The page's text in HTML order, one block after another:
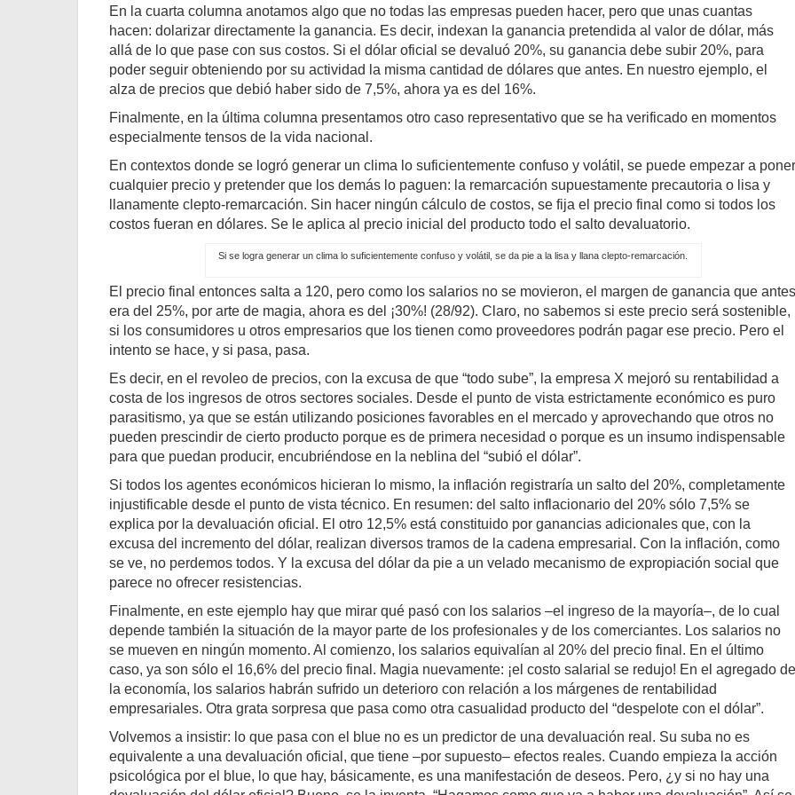
En la cuarta columna anotamos algo que no todas las empresas pueden hacer, pero que unas cuantas
hacen: dolarizar directamente la ganancia. Es decir, indexan la ganancia pretendida al valor de dólar, más
allá de lo que pase con sus costos. Si el dólar oficial se devaluó 20%, su ganancia debe subir 20%, para
poder seguir obteniendo por su actividad la misma cantidad de dólares que antes. En nuestro ejemplo, el
alza de precios que debió haber sido de 7,5%, ahora ya es del 16%.
Finalmente, en la última columna presentamos otro caso representativo que se ha verificado en momentos
especialmente tensos de la vida nacional.
En contextos donde se logró generar un clima lo suficientemente confuso y volátil, se puede empezar a poner
cualquier precio y pretender que los demás lo paguen: la remarcación supuestamente precautoria o lisa y
llanamente clepto-remarcación. Sin hacer ningún cálculo de costos, se fija el precio final como si todos los
costos fueran en dólares. Se le aplica al precio inicial del producto todo el salto devaluatorio.
Si se logra generar un clima lo suficientemente confuso y volátil, se da pie a la lisa y llana clepto-remarcación.
El precio final entonces salta a 120, pero como los salarios no se movieron, el margen de ganancia que antes
era del 25%, por arte de magia, ahora es del ¡30%! (28/92). Claro, no sabemos si este precio será sostenible,
si los consumidores u otros empresarios que los tienen como proveedores podrán pagar ese precio. Pero el
intento se hace, y si pasa, pasa.
Es decir, en el revoleo de precios, con la excusa de que “todo sube”, la empresa X mejoró su rentabilidad a
costa de los ingresos de otros sectores sociales. Desde el punto de vista estrictamente económico es puro
parasitismo, ya que se están utilizando posiciones favorables en el mercado y aprovechando que otros no
pueden prescindir de cierto producto porque es de primera necesidad o porque es un insumo indispensable
para que puedan producir, encubriéndose en la neblina del “subió el dólar”.
Si todos los agentes económicos hicieran lo mismo, la inflación registraría un salto del 20%, completamente
injustificable desde el punto de vista técnico. En resumen: del salto inflacionario del 20% sólo 7,5% se
explica por la devaluación oficial. El otro 12,5% está constituido por ganancias adicionales que, con la
excusa del incremento del dólar, realizan diversos tramos de la cadena empresarial. Con la inflación, como
se ve, no perdemos todos. Y la excusa del dólar da pie a un velado mecanismo de expropiación social que
parece no ofrecer resistencias.
Finalmente, en este ejemplo hay que mirar qué pasó con los salarios –el ingreso de la mayoría–, de lo cual
depende también la situación de la mayor parte de los profesionales y de los comerciantes. Los salarios no
se mueven en ningún momento. Al comienzo, los salarios equivalían al 20% del precio final. En el último
caso, ya son sólo el 16,6% del precio final. Magia nuevamente: ¡el costo salarial se redujo! En el agregado de
la economía, los salarios habrán sufrido un deterioro con relación a los márgenes de rentabilidad
empresariales. Otra grata sorpresa que pasa como otra casualidad producto del “despelote con el dólar”.
Volvemos a insistir: lo que pasa con el blue no es un predictor de una devaluación real. Su suba no es
equivalente a una devaluación oficial, que tiene –por supuesto– efectos reales. Cuando empieza la acción
psicológica por el blue, lo que hay, básicamente, es una manifestación de deseos. Pero, ¿y si no hay una